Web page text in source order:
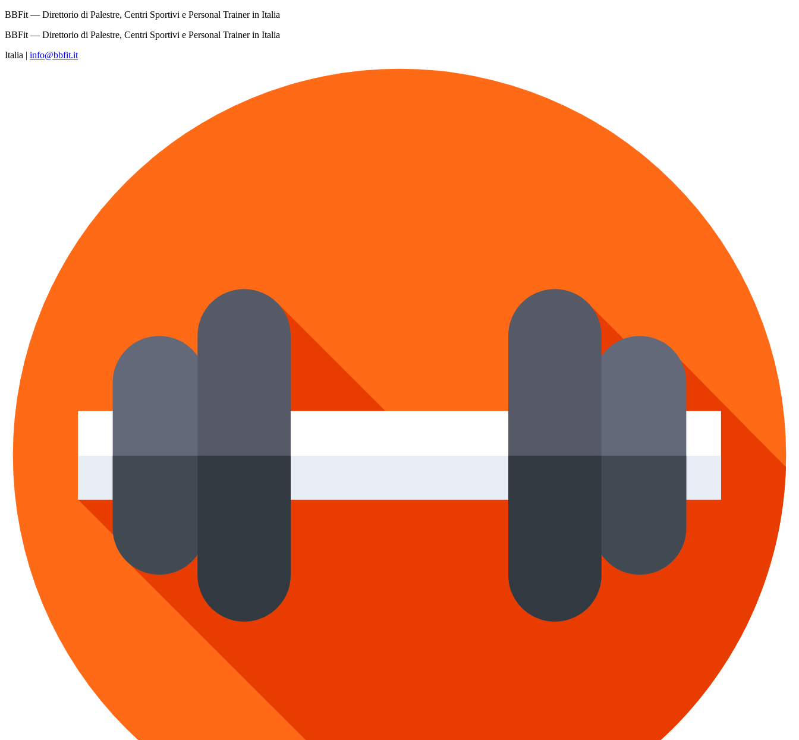
BBFit — Direttorio di Palestre, Centri Sportivi e Personal Trainer in Italia
BBFit — Direttorio di Palestre, Centri Sportivi e Personal Trainer in Italia
Italia | info@bbfit.it